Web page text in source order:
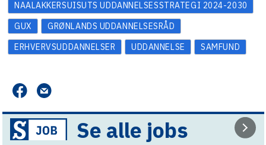
NAALAKKERSUISUTS UDDANNELSESSTRATEGI 2024-2030
GUX
GRØNLANDS UDDANNELSESRÅD
ERHVERVSUDDANNELSER
UDDANNELSE SAMFUND
Se alle jobs